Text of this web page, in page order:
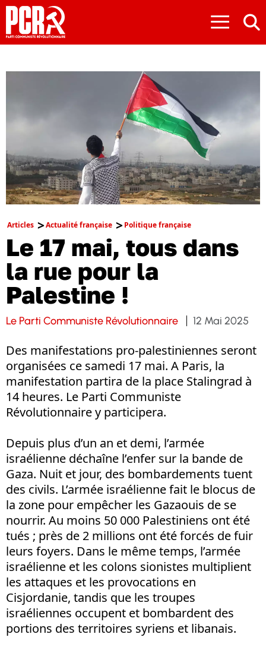
≡
Articles Actualité française Politique française
Le 17 mai, tous dans
la rue pour la
Palestine !
Le Parti Communiste Révolutionnaire 12 Mai 2025
Des manifestations pro-palestiniennes seront
organisées ce samedi 17 mai. A Paris, la
manifestation partira de la place Stalingrad à
14 heures. Le Parti Communiste
Révolutionnaire y participera.
Depuis plus d’un an et demi, l’armée
israélienne déchaîne l’enfer sur la bande de
Gaza. Nuit et jour, des bombardements tuent
des civils. L’armée israélienne fait le blocus de
la zone pour empêcher les Gazaouis de se
nourrir. Au moins 50 000 Palestiniens ont été
tués ; près de 2 millions ont été forcés de fuir
leurs foyers. Dans le même temps, l’armée
israélienne et les colons sionistes multiplient
les attaques et les provocations en
Cisjordanie, tandis que les troupes
israéliennes occupent et bombardent des
portions des territoires syriens et libanais.